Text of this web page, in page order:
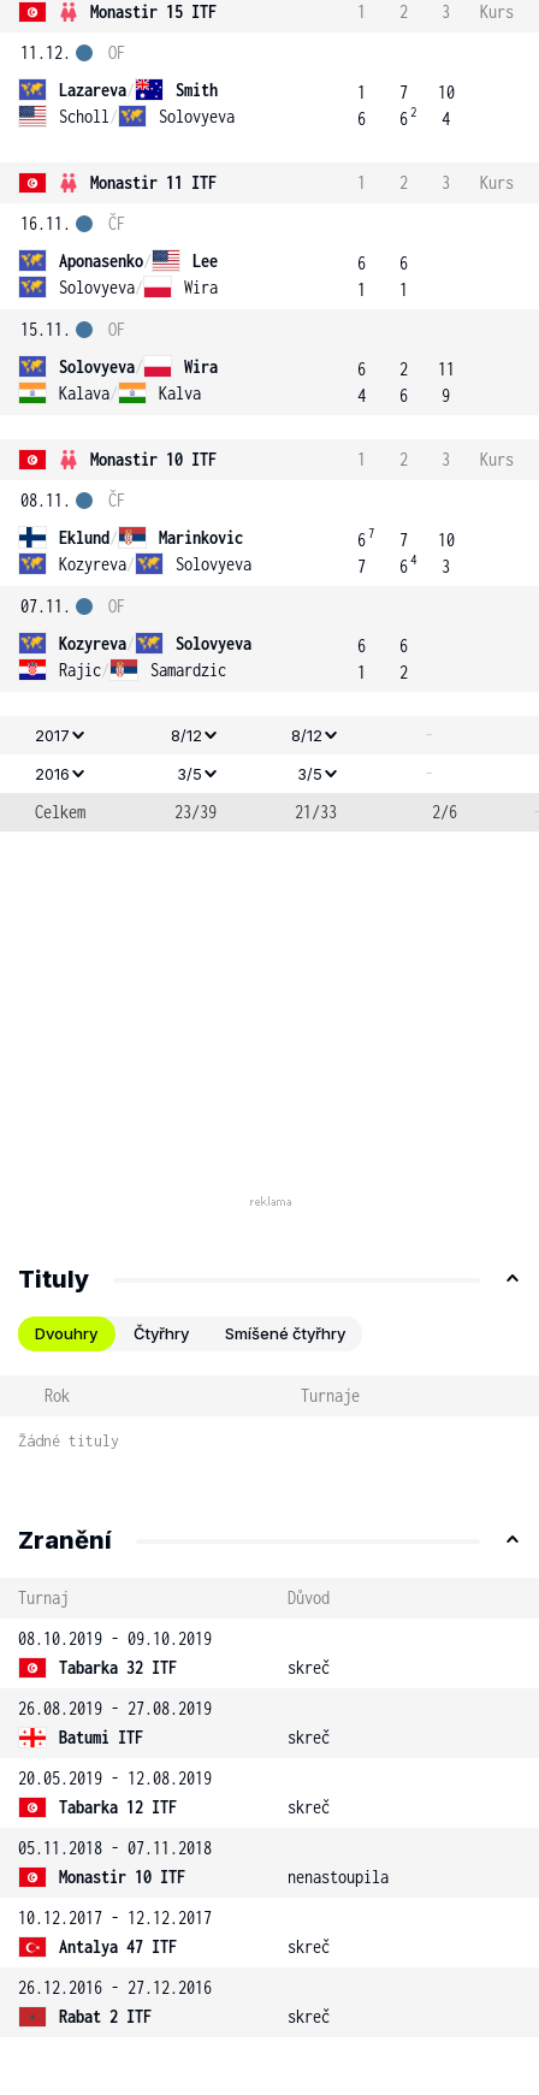
Monastir 15 ITF 1 2 3
Kurs
11.12.
Lazareva/
Smith
Scholl / Solovyeva
OF
1
6
7
62
10
4
Monastir 11 ITF 1 2 3
Kurs
16.11.
Aponasenko/
Lee
Solovyeva/ Wira
ČF
6
1
6
1
15.11.
Solovyeva/
Wira
Kalava/ Kalva
OF
6
4
2
6
11
9
Monastir 10 ITF 1 2 3
Kurs
08.11.
Eklund/
Marinkovic
Kozyreva/ Solovyeva
ČF
67
7
7
64
10
3
07.11.
Kozyreva/
Solovyeva
Rajic/ Samardzic
OF
6
1
6
2
2017 8/12 8/12 -
2016 3/5 3/5
-
Celkem
23/39 21/33 2/6
Tituly
Dvouhry Čtyřhry Smíšené čtyřhry
Rok Turnaje
Žádné tituly
Zranění
Turnaj
Důvod
08.10.2019 - 09.10.2019
Tabarka 32 ITF
skreč
26.08.2019 - 27.08.2019
Batumi ITF
skreč
20.05.2019 - 12.08.2019
Tabarka 12 ITF
skreč
05.11.2018 - 07.11.2018
Monastir 10 ITF
nenastoupila
10.12.2017 - 12.12.2017
Antalya 47 ITF
skreč
26.12.2016 - 27.12.2016
Rabat 2 ITF
skreč